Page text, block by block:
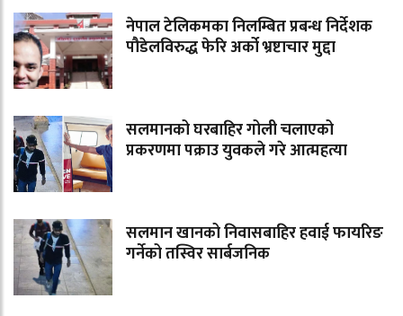
नेपाल टेलिकमका निलम्बित प्रबन्ध निर्देशक
पौडेलविरुद्ध फेरि अर्को भ्रष्टाचार मुद्दा
सलमानको घरबाहिर गोली चलाएको
प्रकरणमा पक्राउ युवकले गरे आत्महत्या
सलमान खानको निवासबाहिर हवाई फायरिङ
गर्नेको तस्विर सार्बजनिक